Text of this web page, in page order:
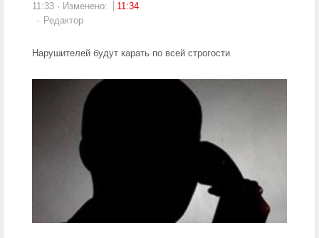
11:33
Изменено:
11:34
Author
Редактор
Нарушителей будут карать по всей строгости